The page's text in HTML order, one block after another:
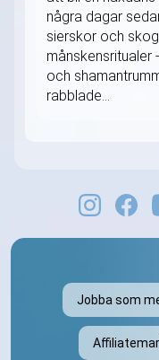
några dagar
sierskor och
månskensritualer
och
rabblade...
Jobba som